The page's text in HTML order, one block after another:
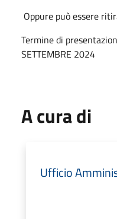
Oppure può essere
Termine di
SETTEMBRE 2024
A cura di
Ufficio